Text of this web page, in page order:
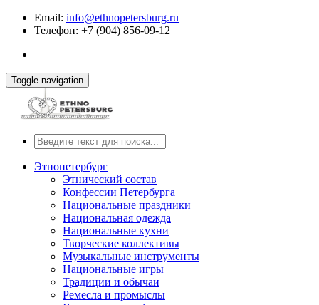
Email: info@ethnopetersburg.ru
Телефон: +7 (904) 856-09-12
Toggle navigation
Этнопетербург
Этнический состав
Конфессии Петербурга
Национальные праздники
Национальная одежда
Национальные кухни
Творческие коллективы
Музыкальные инструменты
Национальные игры
Традиции и обычаи
Ремесла и промыслы